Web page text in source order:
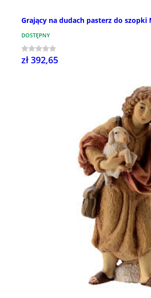
Grający na dudach pasterz do szopki
DOSTĘPNY
zł 392,65